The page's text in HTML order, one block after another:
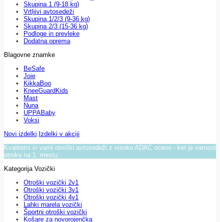
Skupina 1 (9-18 kg)
Vrtljivi avtosedeži
Skupina 1/2/3 (9-36 kg)
Skupina 2/3 (15-36 kg)
Podloge in prevleke
Dodatna oprema
Blagovne znamke
BeSafe
Joie
KikkaBoo
KneeGuardKids
Mast
Nuna
UPPABaby
Voksi
Novi izdelki Izdelki v akciji
Kvalitetni in varni otroški avtosedeži z visoko ADAC oceno - ker je varnost
otroka na 1. mestu.
Kategorija Vozički
Otroški vozički 2v1
Otroški vozički 3v1
Otroški vozički 4v1
Lahki marela vozički
Športni otroški vozički
Košare za novorojenčka